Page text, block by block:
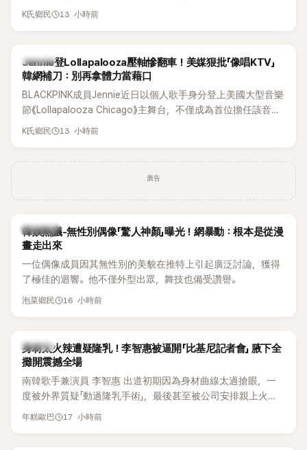
年沒有談戀愛，更首度透露空窗至今的原因，全與上一段戀情
K氏鄉民 13 小時前
K-POP
Jennie登Lollapalooza壓軸慘翻車！美媒狠批「像唱KTV」
韓網補刀：別再拿體力當藉口
BLACKPINK成員Jennie近日以個人歌手身分登上美國大型音樂
節《Lollapalooza Chicago》主舞台，不僅成為首位擔任該音樂
節Headliner（壓軸主秀）的K-POP女SOLO歌手，寫下全新紀
K氏鄉民 13 小時前
廣告
熱議討論
韓娛熱議-無性別偶像「驚人神顏」曝光！網暴動：根本是從漫
畫走出來
一位偶像成員因其無性別的美貌在推特上引起廣泛討論，獲得
了極佳的迴響。他不僅外型出眾，舞技也備受讚譽。
泡菜鄉民 16 小時前
K-POP
身材太火辣遭疑隆乳！李智惠被逼開「比基尼記者會」 腋下全
攤開震撼全場
南韓歌手兼演員 李智惠 出道初期因為身材曲線太過搶眼，一
度被外界質疑「動過隆乳手術」，最後甚至被公司安排親上火
線，召開前所未見的「泳裝記者會」澄清。這場記者會後來還被
年糕歐巴 17 小時前